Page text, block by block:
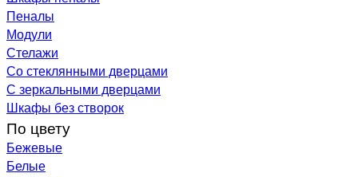
Пеналы
Модули
Стелажи
Со стеклянными дверцами
С зеркальными дверцами
Шкафы без створок
По цвету
Бежевые
Белые